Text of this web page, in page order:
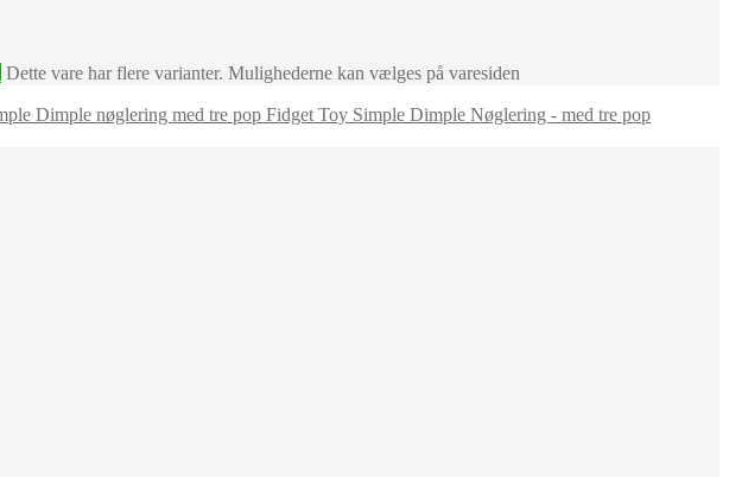
Dette vare har flere varianter. Mulighederne kan vælges på varesiden
Simple Dimple Nøglering - med tre pop